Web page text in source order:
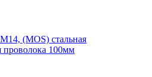
(МОS) стальная
проволока 100мм